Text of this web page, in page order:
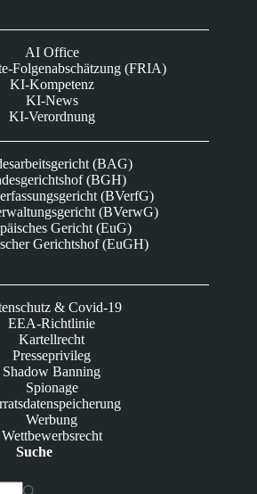
AI Office
Folgenabschätzung (FRIA)
KI-Kompetenz
KI-News
KI-Verordnung
(BAG)
(BGH)
(BVerfG)
(BVerwG)
Gericht (EuG)
Gerichtshof (EuGH)
& Covid-19
EEA-Richtlinie
Kartellrecht
Presseprivileg
Shadow Banning
Spionage
Werbung
Wettbewerbsrecht
Suche